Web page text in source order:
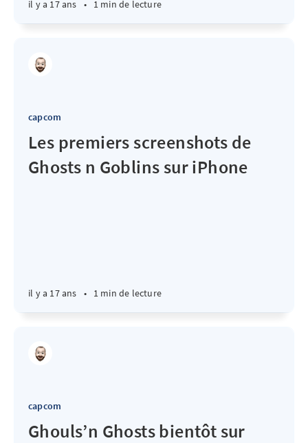
il y a 17 ans • 1 min de lecture
capcom
Les premiers screenshots de
Ghosts n Goblins sur iPhone
il y a 17 ans • 1 min de lecture
capcom
Ghouls’n Ghosts bientôt sur